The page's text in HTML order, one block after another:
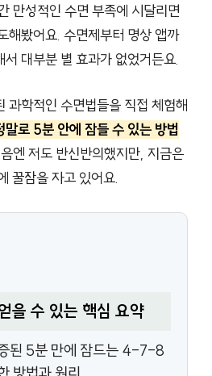
만성적인 수면 부족에 시달리면
해봤어요. 수면제부터 명상 앱까
대부분 별 효과가 없었거든요.
과학적인 수면법들을 직접 체험해
말로 5분 안에 잠들 수 있는 방법
엔 저도 반신반의했지만, 지금은
꿀잠을 자고 있어요.
을 수 있는 핵심 요약
된 5분 만에 잠드는 4-7-8